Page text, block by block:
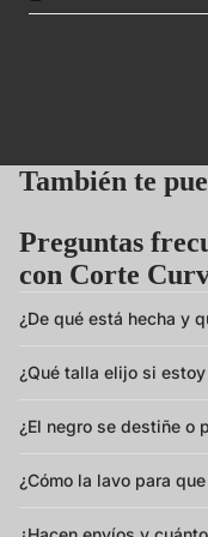
También te
Preguntas
con Corte
¿De qué está hecha y
¿Qué talla elijo si
¿El negro se destiñe o
¿Cómo la lavo para